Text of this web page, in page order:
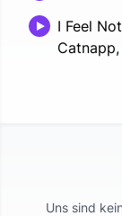
I Feel
Catnapp,
Uns sind